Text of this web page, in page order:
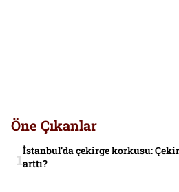
Öne Çıkanlar
İstanbul’da çekirge korkusu:
arttı?